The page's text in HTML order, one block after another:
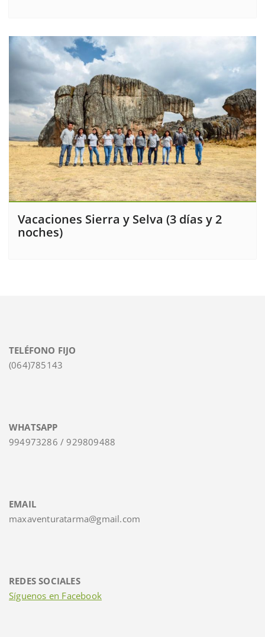
Vacaciones Sierra y Selva (3 días y 2
noches)
TELÉFONO FIJO
(064)785143
WHATSAPP
994973286 / 929809488
EMAIL
maxaventuratarma@gmail.com
REDES SOCIALES
Síguenos en Facebook